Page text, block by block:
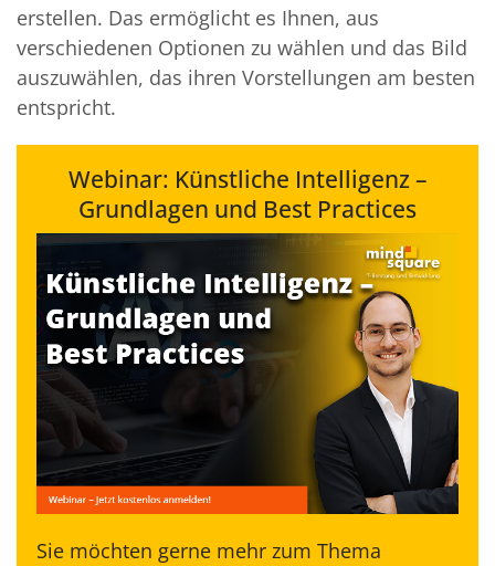
erstellen. Das ermöglicht es Ihnen, aus
verschiedenen Optionen zu wählen und das Bild
auszuwählen, das ihren Vorstellungen am besten
entspricht.
Webinar: Künstliche Intelligenz –
Grundlagen und Best Practices
Sie möchten gerne mehr zum Thema